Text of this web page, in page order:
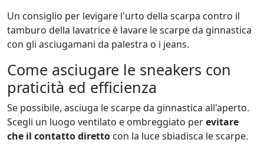
Un consiglio per levigare l'urto della scarpa contro il
tamburo della lavatrice è lavare le scarpe da ginnastica
con gli asciugamani da palestra o i jeans.
Come asciugare le sneakers con
praticità ed efficienza
Se possibile, asciuga le scarpe da ginnastica all'aperto.
Scegli un luogo ventilato e ombreggiato perevitare
che il contatto diretto con la luce sbiadisca le scarpe.